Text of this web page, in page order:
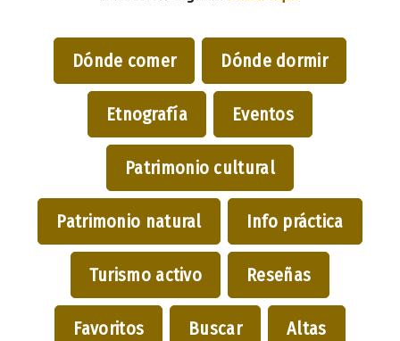
Dónde comer Dónde dormir
Etnografía Eventos
Patrimonio cultural
Patrimonio natural Info práctica
Turismo activo Reseñas
Favoritos Buscar Altas